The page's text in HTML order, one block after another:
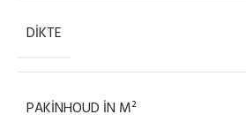
DIKTE
PAKINHOUD IN M²